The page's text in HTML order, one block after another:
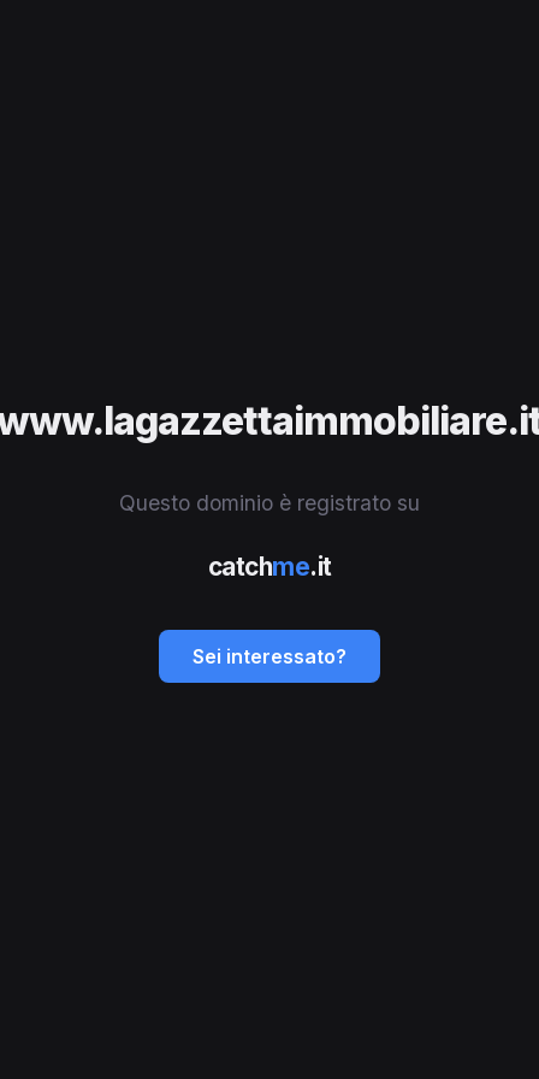
Questo dominio è registrato su
catchme.it
Sei interessato?